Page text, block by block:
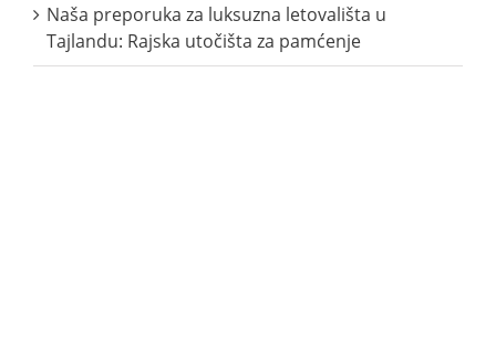
Naša preporuka za luksuzna letovališta u
Tajlandu: Rajska utočišta za pamćenje